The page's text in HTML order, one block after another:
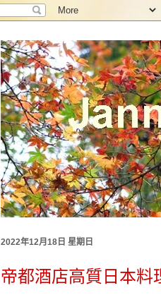
2022年12月18日 星期日
帝都酒店高質日本料